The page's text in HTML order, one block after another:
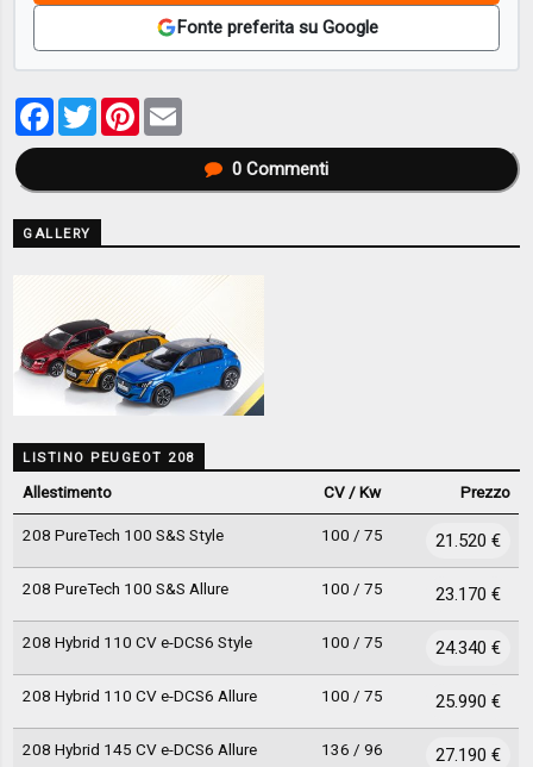
Fonte preferita su Google
Facebook
TwitterPinterest
0Commenti
GALLERY
LISTINO PEUGEOT 208
Allestimento CV / Kw Prezzo
208 PureTech 100 S&S Style 100 / 75 21.520 €
208 PureTech 100 S&S Allure 100 / 75 23.170 €
208 Hybrid 110 CV e-DCS6 Style 100 / 75 24.340 €
208 Hybrid 110 CV e-DCS6 Allure 100 / 75 25.990 €
208 Hybrid 145 CV e-DCS6 Allure 136 / 96 27.190 €